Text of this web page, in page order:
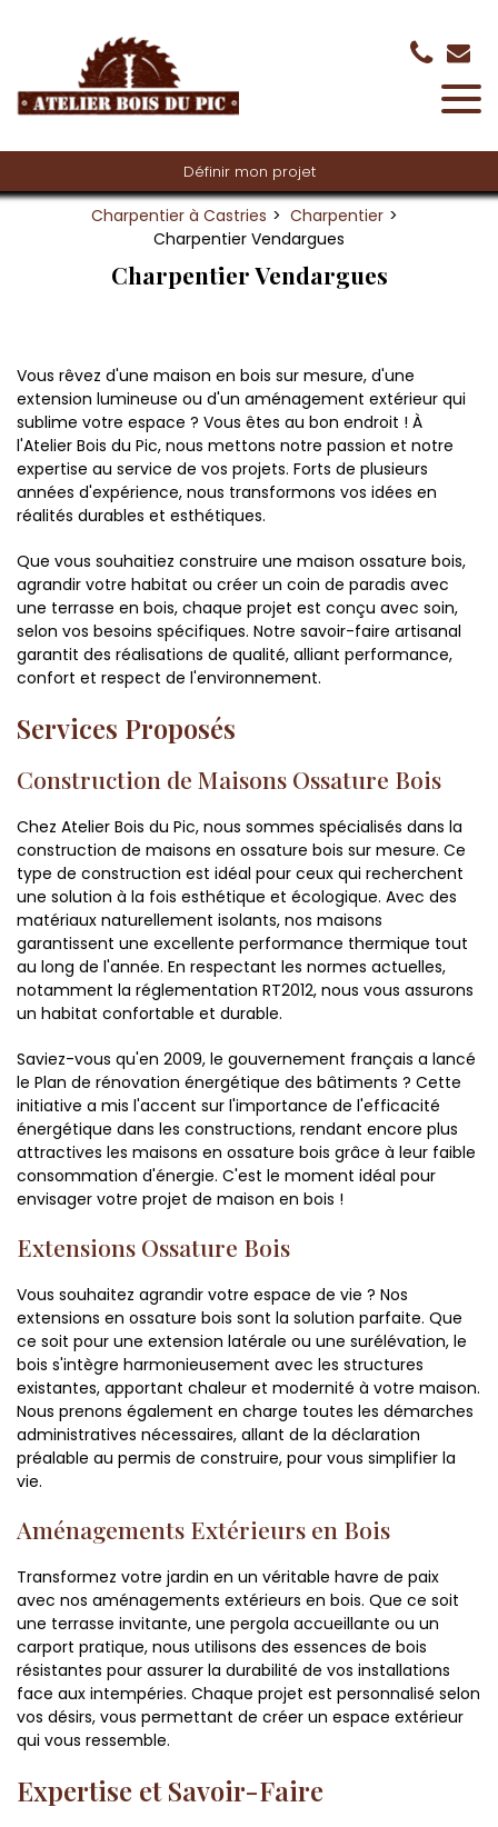
Définir mon projet
Charpentier à Castries
Charpentier
Charpentier Vendargues
Charpentier Vendargues
Vous rêvez d'une maison en bois sur mesure, d'une
extension lumineuse ou d'un aménagement extérieur qui
sublime votre espace ? Vous êtes au bon endroit ! À
l'Atelier Bois du Pic, nous mettons notre passion et notre
expertise au service de vos projets. Forts de plusieurs
années d'expérience, nous transformons vos idées en
réalités durables et esthétiques.
Que vous souhaitiez construire une maison ossature bois,
agrandir votre habitat ou créer un coin de paradis avec
une terrasse en bois, chaque projet est conçu avec soin,
selon vos besoins spécifiques. Notre savoir-faire artisanal
garantit des réalisations de qualité, alliant performance,
confort et respect de l'environnement.
Services Proposés
Construction de Maisons Ossature Bois
Chez Atelier Bois du Pic, nous sommes spécialisés dans la
construction de maisons en ossature bois sur mesure. Ce
type de construction est idéal pour ceux qui recherchent
une solution à la fois esthétique et écologique. Avec des
matériaux naturellement isolants, nos maisons
garantissent une excellente performance thermique tout
au long de l'année. En respectant les normes actuelles,
notamment la réglementation RT2012, nous vous assurons
un habitat confortable et durable.
Saviez-vous qu'en 2009, le gouvernement français a lancé
le Plan de rénovation énergétique des bâtiments ? Cette
initiative a mis l'accent sur l'importance de l'efficacité
énergétique dans les constructions, rendant encore plus
attractives les maisons en ossature bois grâce à leur faible
consommation d'énergie. C'est le moment idéal pour
envisager votre projet de maison en bois !
Extensions Ossature Bois
Vous souhaitez agrandir votre espace de vie ? Nos
extensions en ossature bois sont la solution parfaite. Que
ce soit pour une extension latérale ou une surélévation, le
bois s'intègre harmonieusement avec les structures
existantes, apportant chaleur et modernité à votre maison.
Nous prenons également en charge toutes les démarches
administratives nécessaires, allant de la déclaration
préalable au permis de construire, pour vous simplifier la
vie.
Aménagements Extérieurs en Bois
Transformez votre jardin en un véritable havre de paix
avec nos aménagements extérieurs en bois. Que ce soit
une terrasse invitante, une pergola accueillante ou un
carport pratique, nous utilisons des essences de bois
résistantes pour assurer la durabilité de vos installations
face aux intempéries. Chaque projet est personnalisé selon
vos désirs, vous permettant de créer un espace extérieur
qui vous ressemble.
Expertise et Savoir-Faire